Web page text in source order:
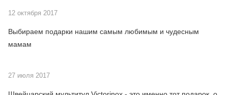
12 октября 2017
Выбираем подарки нашим самым любимым и чудесным
мамам
27 июля 2017